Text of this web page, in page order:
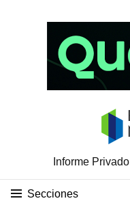
Informe Privado
Secciones